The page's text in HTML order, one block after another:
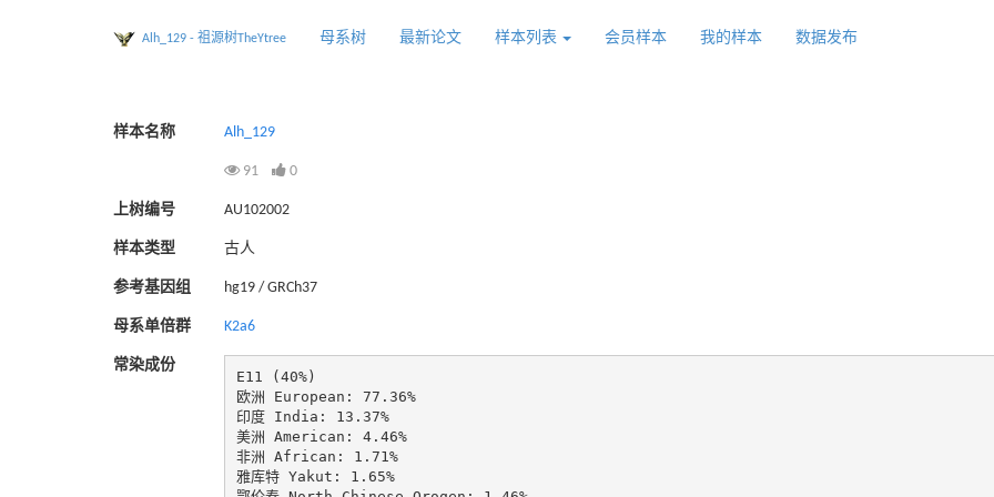
Alh_129 - 祖源树TheYtree 母系树 最新论文 样本列表 会员样本 我的样本 数据发布
样本名称 Alh_129
91 0
上树编号 AU102002
样本类型 古人
参考基因组 hg19 / GRCh37
母系单倍群 K2a6
常染成份
E11 (40%)
欧洲 European: 77.36%
印度 India: 13.37%
美洲 American: 4.46%
非洲 African: 1.71%
雅库特 Yakut: 1.65%